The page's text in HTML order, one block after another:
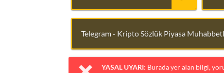
Telegram - Kripto Sözlük Piyasa
YASAL UYARI: Burada yer alan bilgi,